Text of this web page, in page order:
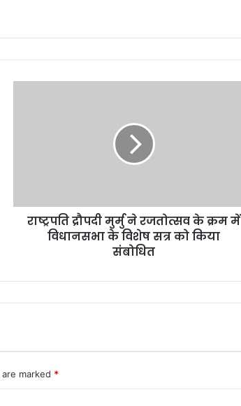
र्मु
त्स
में
राष्ट्रपति द्रौपदी मुर्मु ने रजतोत्सव के क्रम में
विधानसभा के विशेष सत्र को किया
संबोधित
marked *